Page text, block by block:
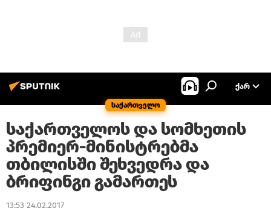
საქართველო
ᲥᲐᲠ
საქართველოს და სომხეთის
პრემიერ-მინისტრებმა
თბილისში შეხვედრა და
ბრიფინგი გამართეს
13:53 24.02.2017